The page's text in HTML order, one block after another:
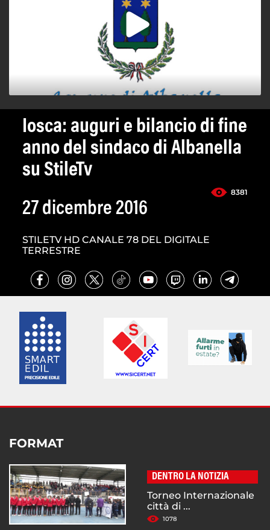
Iosca: auguri e bilancio di fine
anno del sindaco di Albanella
su StileTv
8381
27 dicembre 2016
STILETV HD CANALE 78 DEL DIGITALE
TERRESTRE
FORMAT
DENTRO LA NOTIZIA
Torneo Internazionale
città di ...
1078